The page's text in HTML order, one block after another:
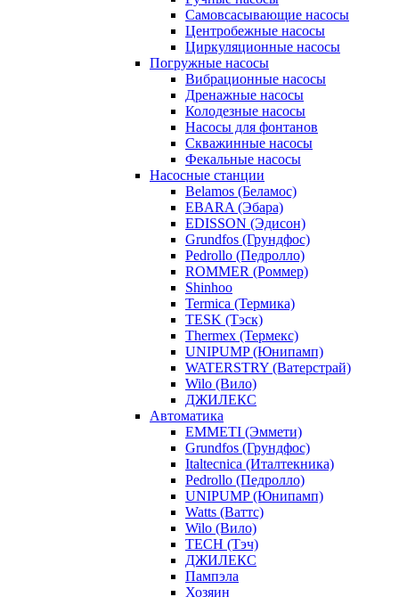
Самовсасывающие насосы
Центробежные насосы
Циркуляционные насосы
Погружные насосы
Вибрационные насосы
Дренажные насосы
Колодезные насосы
Насосы для фонтанов
Скважинные насосы
Фекальные насосы
Насосные станции
Belamos (Беламос)
EBARA (Эбара)
EDISSON (Эдисон)
Grundfos (Грундфос)
Pedrollo (Педролло)
ROMMER (Роммер)
Shinhoo
Termica (Термика)
TESK (Тэск)
Thermex (Термекс)
UNIPUMP (Юнипамп)
WATERSTRY (Ватерстрай)
Wilo (Вило)
ДЖИЛЕКС
Автоматика
EMMETI (Эммети)
Grundfos (Грундфос)
Italtecnica (Италтекника)
Pedrollo (Педролло)
UNIPUMP (Юнипамп)
Watts (Ваттс)
Wilo (Вило)
TECH (Тэч)
ДЖИЛЕКС
Пампэла
Хозяин